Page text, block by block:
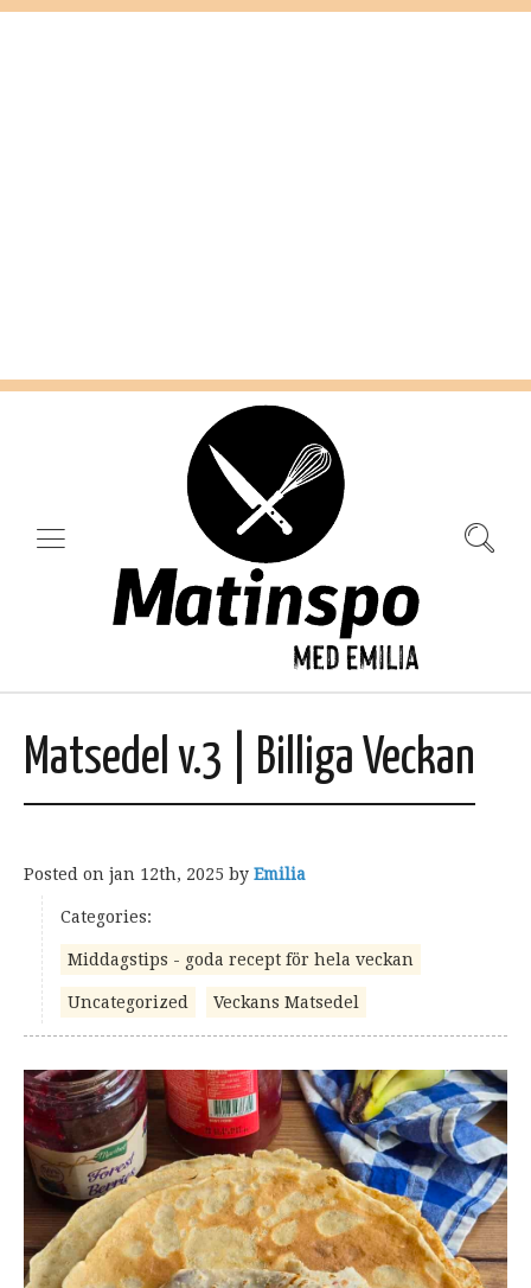
Matsedel v.3 | Billiga Veckan
Posted on jan 12th, 2025 by Emilia
Categories:
Middagstips - goda recept för hela veckan
Uncategorized Veckans Matsedel